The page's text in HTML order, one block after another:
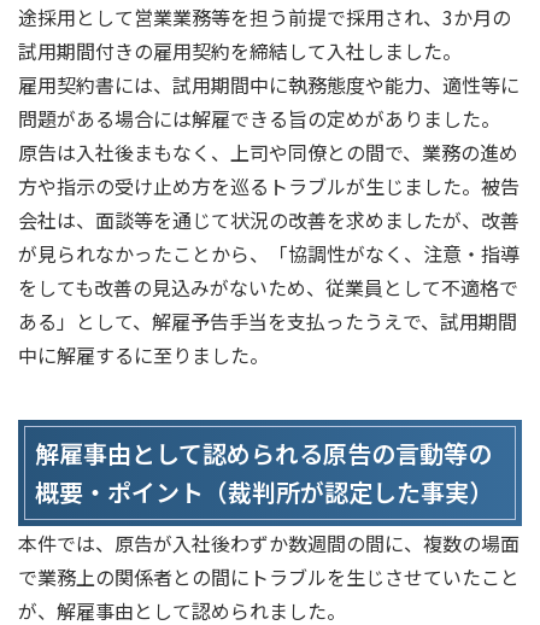
途採用として営業業務等を担う前提で採用され、3か月の
試用期間付きの雇用契約を締結して入社しました。
雇用契約書には、試用期間中に執務態度や能力、適性等に
問題がある場合には解雇できる旨の定めがありました。
原告は入社後まもなく、上司や同僚との間で、業務の進め
方や指示の受け止め方を巡るトラブルが生じました。被告
会社は、面談等を通じて状況の改善を求めましたが、改善
が見られなかったことから、「協調性がなく、注意・指導
をしても改善の見込みがないため、従業員として不適格で
ある」として、解雇予告手当を支払ったうえで、試用期間
中に解雇するに至りました。
解雇事由として認められる原告の言動等の
概要・ポイント（裁判所が認定した事実）
本件では、原告が入社後わずか数週間の間に、複数の場面
で業務上の関係者との間にトラブルを生じさせていたこと
が、解雇事由として認められました。